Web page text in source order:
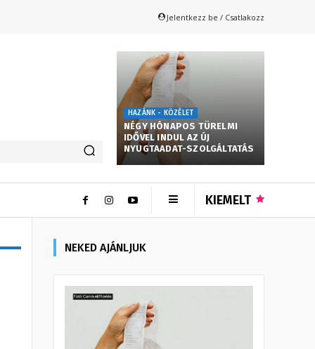
Jelentkezz be / Csatlakozz
HAZÁNK - KÖZÉLET
NÉGY HÓNAPOS TÜRELMI
IDŐVEL INDUL AZ ÚJ
NYUGTAADAT-SZOLGÁLTATÁS
KIEMELT
NEKED AJÁNLJUK